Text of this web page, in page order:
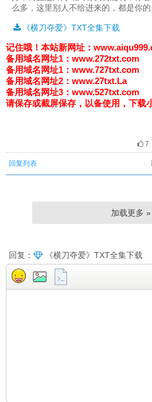
么多，这里别人不给进来的，都是你的
《横刀夺爱》TXT全集下载
记住哦！ 本站新网址：
备用域名网址1： www.272txt.com
备用域名网址1： www.727txt.com
备用域名网址2： www.27txt.La
备用域名网址3： www.527txt.com
请保存或截屏保存，以备使用，下载
7
回复列表
加载更多 »
回复： 《横刀夺爱》TXT全集下载